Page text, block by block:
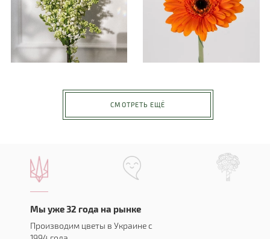
СМОТРЕТЬ ЕЩЁ
Мы уже 32 года на рынке
Производим цветы в Украине с